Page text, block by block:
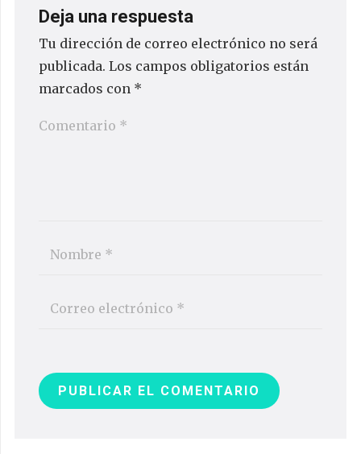
Deja una respuesta
Tu dirección de correo electrónico no será
publicada. Los campos obligatorios están
marcados con *
PUBLICAR EL COMENTARIO